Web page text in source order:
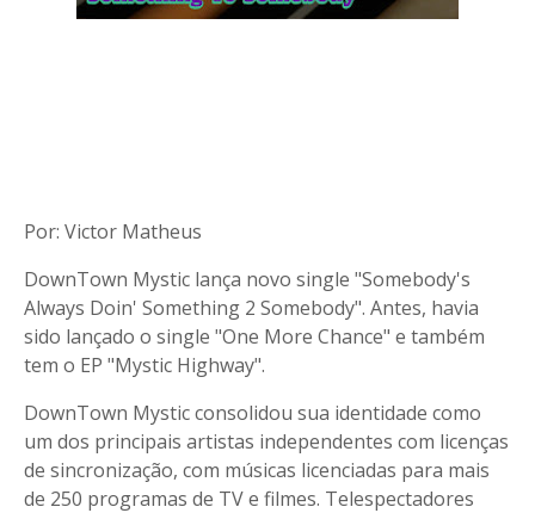
Por: Victor Matheus
DownTown Mystic lança novo single "Somebody's
Always Doin' Something 2 Somebody". Antes, havia
sido lançado o single "One More Chance" e também
tem o EP "Mystic Highway".
DownTown Mystic consolidou sua identidade como
um dos principais artistas independentes com licenças
de sincronização, com músicas licenciadas para mais
de 250 programas de TV e filmes. Telespectadores